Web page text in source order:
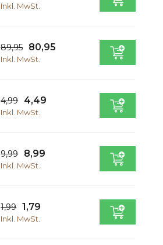
Inkl. MwSt.
89,95 80,95
Inkl. MwSt.
4,99 4,49
Inkl. MwSt.
9,99 8,99
Inkl. MwSt.
1,99 1,79
Inkl. MwSt.